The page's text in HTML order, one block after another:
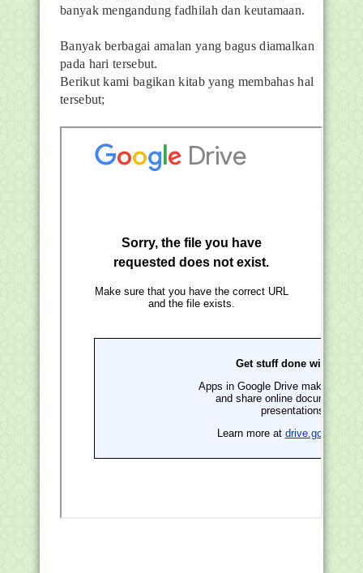
banyak mengandung fadhilah dan keutamaan.
Banyak berbagai amalan yang bagus diamalkan
pada hari tersebut.
Berikut kami bagikan kitab yang membahas hal
tersebut;